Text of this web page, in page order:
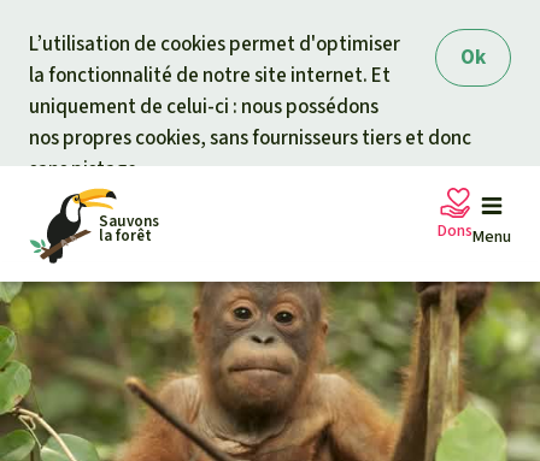
Ok
L’utilisation de cookies permet d'optimiser
la fonctionnalité de notre site internet. Et
uniquement de celui-ci : nous possédons
nos propres cookies, sans fournisseurs tiers et donc
sans pistage.
Sauvons
la forêt Menu
Pétitions
Projets
Dons
Votre soutien est capital
Don général